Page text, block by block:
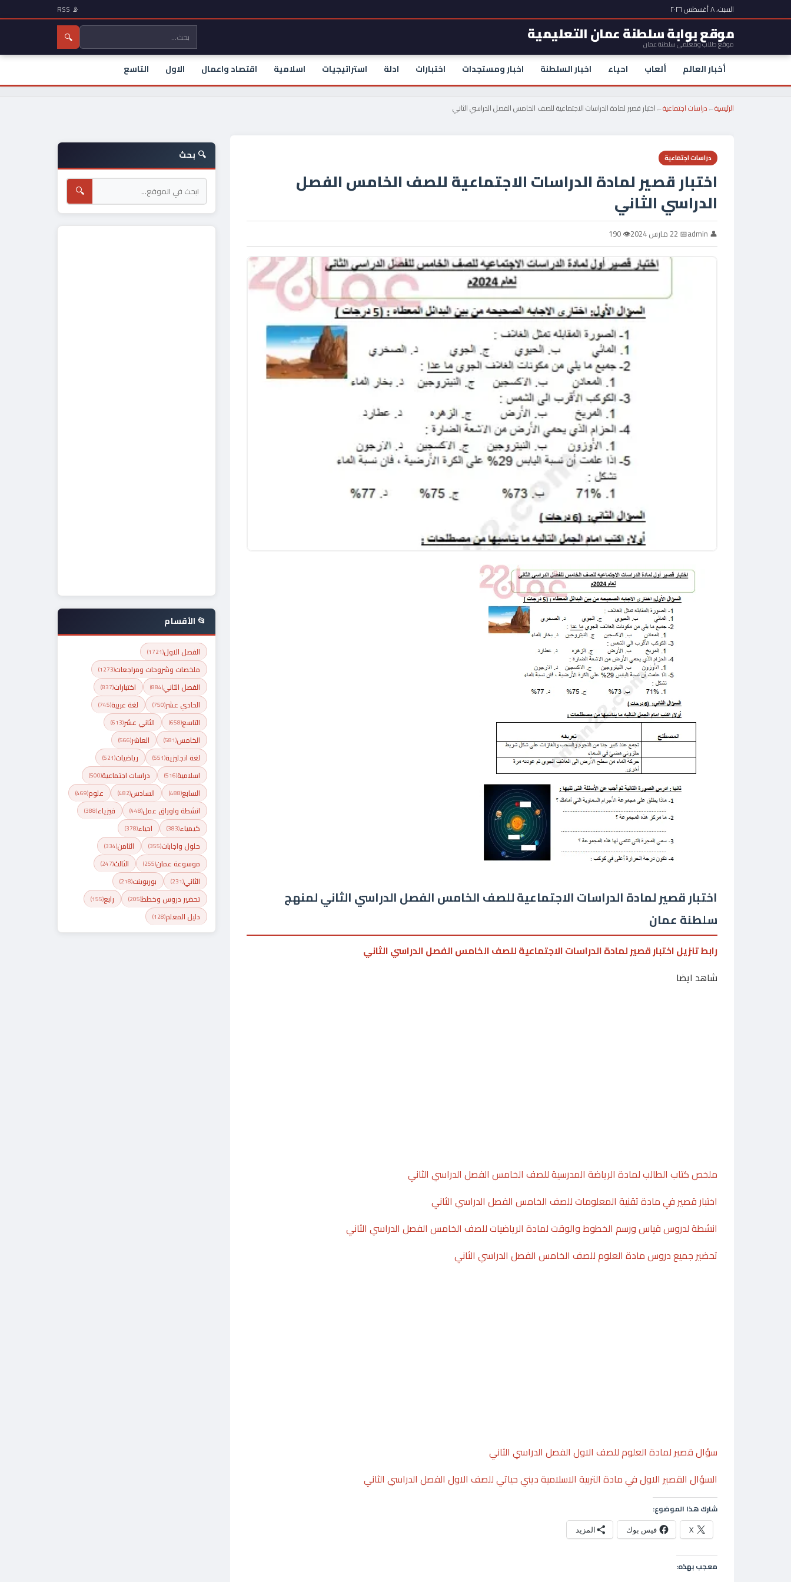
السبت، ٨ أغسطس ٢٠٢٦ 📡 RSS
موقع بوابة سلطنة عمان التعليمية
موقع طلاب ومعلمي سلطنة عمان
🔍
أخبار العالم ألعاب احياء اخبار السلطنة اخبار ومستجدات اختبارات ادلة استراتيجيات اسلامية اقتصاد واعمال الاول التاسع
الرئيسية←دراسات اجتماعية←اختبار قصير لمادة الدراسات الاجتماعية للصف الخامس الفصل الدراسي الثاني
دراسات اجتماعية
اختبار قصير لمادة الدراسات الاجتماعية للصف الخامس الفصل
الدراسي الثاني
👤 admin 📅 22 مارس 2024 👁 190
اختبار قصير لمادة الدراسات الاجتماعية للصف الخامس الفصل الدراسي الثاني لمنهج
سلطنة عمان
رابط تنزيل اختبار قصير لمادة الدراسات الاجتماعية للصف الخامس الفصل الدراسي الثاني
شاهد ايضا
ملخص كتاب الطالب لمادة الرياضة المدرسية للصف الخامس الفصل الدراسي الثاني
اختبار قصير في مادة تقنية المعلومات للصف الخامس الفصل الدراسي الثاني
انشطة لدروس قياس ورسم الخطوط والوقت لمادة الرياضيات للصف الخامس الفصل الدراسي الثاني
تحضير جميع دروس مادة العلوم للصف الخامس الفصل الدراسي الثاني
سؤال قصير لمادة العلوم للصف الاول الفصل الدراسي الثاني
السؤال القصير الاول في مادة التربية الاسلامية ديني حياتي للصف الاول الفصل الدراسي الثاني
شارك هذا الموضوع:
X فيس بوك المزيد
معجب بهذه:
🔍 بحث
🔍
📂 الأقسام
الفصل الاول(1721)
ملخصات وشروحات ومراجعات(1273)
الفصل الثاني(884) اختبارات(837)
الحادي عشر(750) لغة عربية(745)
التاسع(658) الثاني عشر(613)
الخامس(581) العاشر(566)
لغة انجليزية(551) رياضيات(521)
اسلامية(516) دراسات اجتماعية(500)
السابع(488) السادس(482) علوم(469)
انشطة واوراق عمل(448) فيزياء(388)
كيمياء(383) احياء(378)
حلول واجابات(355) الثامن(334)
موسوعة عمان(255) الثالث(247)
الثاني(231) بوربوينت(218)
تحضير دروس وخطط(205) رابع(155)
دليل المعلم(128)